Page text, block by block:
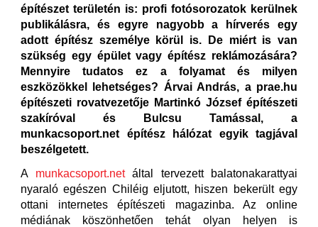
építészet területén is: profi fotósorozatok kerülnek
publikálásra, és egyre nagyobb a hírverés egy
adott építész személye körül is. De miért is van
szükség egy épület vagy építész reklámozására?
Mennyire tudatos ez a folyamat és milyen
eszközökkel lehetséges? Árvai András, a prae.hu
építészeti rovatvezetője Martinkó József építészeti
szakíróval és Bulcsu Tamással, a
munkacsoport.net építész hálózat egyik tagjával
beszélgetett.
A munkacsoport.netáltal tervezett balatonakarattyai
nyaraló egészen Chiléig eljutott, hiszen bekerült egy
ottani internetes építészeti magazinba. Az online
médiának köszönhetően tehát olyan helyen is